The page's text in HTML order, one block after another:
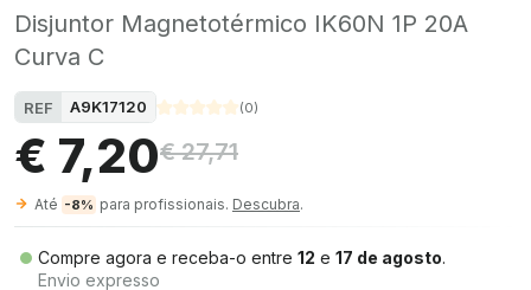
Disjuntor Magnetotérmico IK60N 1P 20A
Curva C
REF A9K17120 (0)
€ 7,20€ 27,71
Até -8% para profissionais. Descubra.
Compre agora e receba-o entre 12 e 17 de agosto.
Envio expresso